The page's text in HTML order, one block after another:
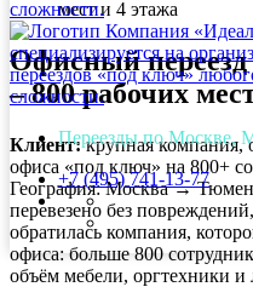
Переезды по Москве,
+7 (495) 741-13-77
мест и 4 этажа
Офисный
– 800 рабочих
Клиент:крупная компания,
офиса «под ключ» на 800+
География: Москва →
перевезено без
обратилась компания,
офиса: больше 800
объём мебели, оргтехники